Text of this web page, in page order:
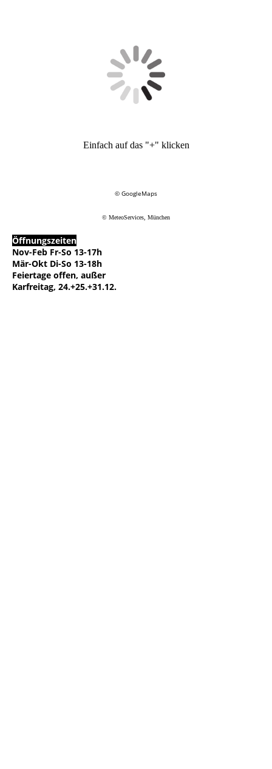
Einfach auf das "+" klicken
© GoogleMaps
© MeteoServices, München
Öffnungszeiten
Nov-Feb Fr-So 13-17h
Mär-Okt Di-So 13-18h
Feiertage offen, außer
Karfreitag, 24.+25.+31.12.